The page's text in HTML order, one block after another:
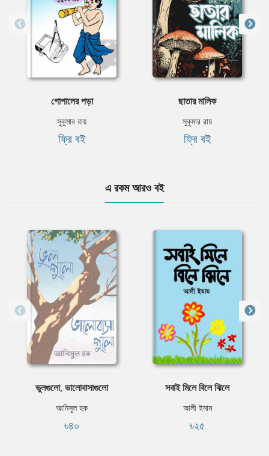
গোপালের পড়া
সুকুমার রায়
ফ্রি বই
ছাতার মালিক
সুকুমার রায়
ফ্রি বই
এ রকম আরও বই
ভুলগুলো, ভালোবাসাগুলো
আনিসুল হক
৳৪০
সবাই মিলে বিলে ঝিলে
আলী ইমাম
৳২৫